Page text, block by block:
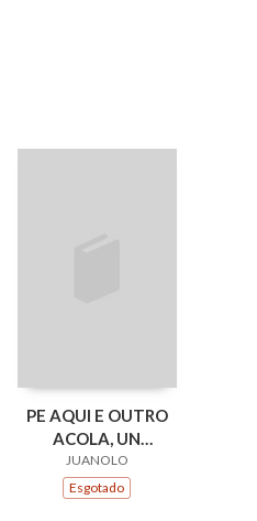
PE AQUI E OUTRO
ACOLA, UN
(ESGOTADO)
JUANOLO
Esgotado